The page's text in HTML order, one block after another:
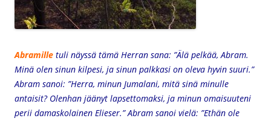
Abramille tuli näyssä tämä Herran sana: ”Älä pelkää, Abram.
Minä olen sinun kilpesi, ja sinun palkkasi on oleva hyvin suuri.”
Abram sanoi: ”Herra, minun Jumalani, mitä sinä minulle
antaisit? Olenhan jäänyt lapsettomaksi, ja minun omaisuuteni
perii damaskolainen Elieser.” Abram sanoi vielä: ”Ethän ole